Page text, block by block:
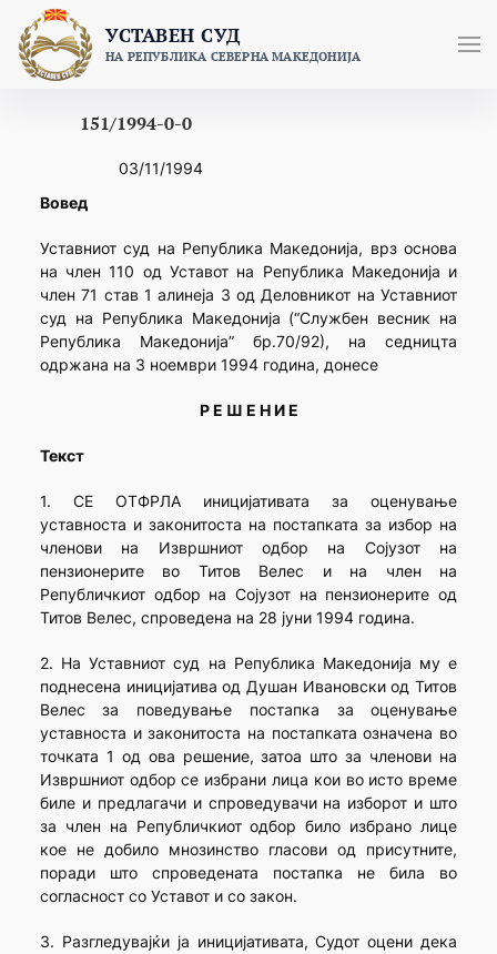
content
УСТАВЕН СУД
НА РЕПУБЛИКА СЕВЕРНА МАКЕДОНИЈА
151/1994-0-0
03/11/1994
Вовед
Уставниот суд на Република Македонија, врз основа
на член 110 од Уставот на Република Македонија и
член 71 став 1 алинеја 3 од Деловникот на Уставниот
суд на Република Македонија (“Службен весник на
Република Македонија” бр.70/92), на седницта
одржана на 3 ноември 1994 година, донесе
Р Е Ш Е Н И Е
Текст
1. СЕ ОТФРЛА иницијативата за оценување
уставноста и законитоста на постапката за избор на
членови на Извршниот одбор на Сојузот на
пензионерите во Титов Велес и на член на
Републичкиот одбор на Сојузот на пензионерите од
Титов Велес, спроведена на 28 јуни 1994 година.
2. На Уставниот суд на Република Македонија му е
поднесена иницијатива од Душан Ивановски од Титов
Велес за поведување постапка за оценување
уставноста и законитоста на постапката означена во
точката 1 од ова решение, затоа што за членови на
Извршниот одбор се избрани лица кои во исто време
биле и предлагачи и спроведувачи на изборот и што
за член на Републичкиот одбор било избрано лице
кое не добило мнозинство гласови од присутните,
поради што спроведената постапка не била во
согласност со Уставот и со закон.
3. Разгледувајќи ја иницијативата, Судот оцени дека